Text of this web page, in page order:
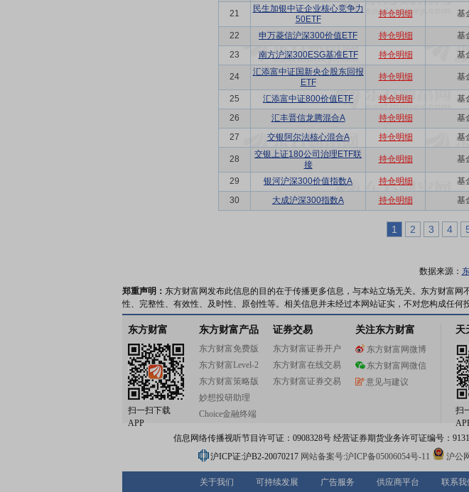
21
民生加银中证企业核心竞争力
50ETF
持仓明细 基
22 申万菱信沪深300价值ETF 持仓明细 基
23
南方沪深300ESG基准ETF 持仓明细 基
24
汇添富中证国新央企股东回报
ETF
持仓明细 基
25 汇添富中证800价值ETF 持仓明细 基
26
汇丰晋信龙腾混合A 持仓明细 基
27
交银阿尔法核心混合A 持仓明细 基
28
交银上证180公司治理ETF联
接
持仓明细 基
29 银河沪深300价值指数A 持仓明细 基
30
大成沪深300指数A 持仓明细 基
1 2 3 4
数据来源：
郑重声明： 东方财富网发布此信息的目的在于传播更多信息，与本站立场无关。东方财富
性、完整性、有效性、及时性、原创性等。相关信息并未经过本网站证实，不对您构成任何
东方财富
扫一扫下载
APP
东方财富产品
东方财富免费版
东方财富Level-2
东方财富策略版
妙想投研助理
Choice金融终端
证券交易
东方财富证券开户
东方财富在线交易
东方财富证券交易
关注东方财富
东方财富网微博
东方财富网微信
意见与建议
天
扫
信息网络传播视听节目许可证：0908328号 经营证券期货业务许可证编号：
沪ICP证:沪B2-20070217 网站备案号:沪ICP备05006054号-11 沪公
关于我们 可持续发展 广告服务 供应商平台 联系我